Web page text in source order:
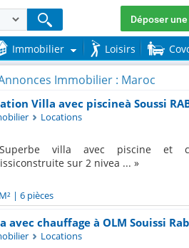
Déposer
Immobilier Loisirs
Immobilier : Maroc
Villa avec piscineà Soussi
Locations
villa avec piscine et
sur 2 nivea ...
| 6 pièces
avec chauffage à OLM Souissi
Locations